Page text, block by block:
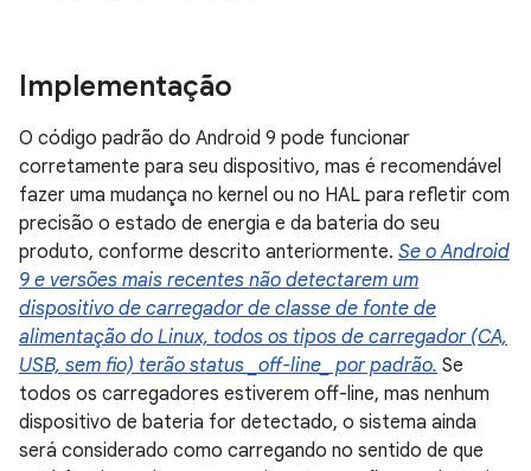
Implementação
O código padrão do Android 9 pode funcionar
corretamente para seu dispositivo, mas é recomendável
fazer uma mudança no kernel ou no HAL para refletir com
precisão o estado de energia e da bateria do seu
produto, conforme descrito anteriormente. Se o Android
9 e versões mais recentes não detectarem um
dispositivo de carregador de classe de fonte de
alimentação do Linux, todos os tipos de carregador (CA,
USB, sem fio) terão status _off-line_ por padrão. Se
todos os carregadores estiverem off-line, mas nenhum
dispositivo de bateria for detectado, o sistema ainda
será considerado como carregando no sentido de que